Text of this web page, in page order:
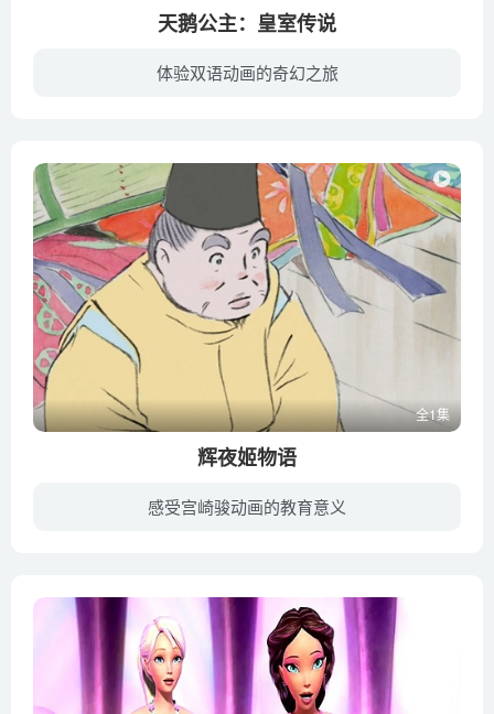
天鹅公主：皇室传说
体验双语动画的奇幻之旅
全1集
辉夜姬物语
感受宫崎骏动画的教育意义